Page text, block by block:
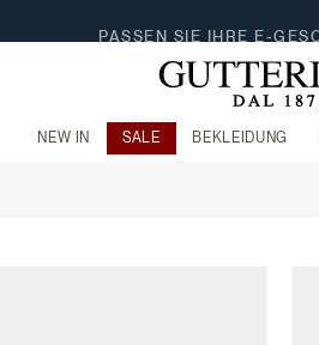
NEW IN SALE BEKLEIDUNG